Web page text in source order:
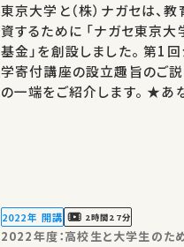
東京大学と（株）ナガセは、
資するために 「ナガセ東京
基金」を創設しました。 第1
学寄付講座の設立趣旨のご
の一端をご紹介します。 ★あなたのシェアが、ほかの誰かの学びに繋
2022年 開講 2時間27分
2022年度：高校生と大学生のた